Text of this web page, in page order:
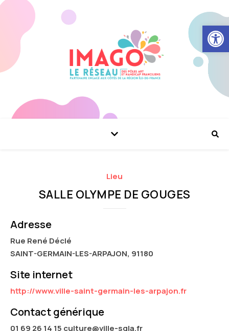
Ouvrir
Lieu
SALLE OLYMPE DE GOUGES
Adresse
Rue René Déclé
SAINT-GERMAIN-LES-ARPAJON, 91180
Site internet
http://www.ville-saint-germain-les-arpajon.fr
Contact générique
01 69 26 14 15 culture@ville-sgla.fr